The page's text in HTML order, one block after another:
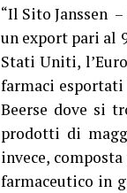
“Il Sito Janssen
un export pari al
Stati Uniti,
farmaci esportati
Beerse dove si
prodotti di
invece,
farmaceutico in